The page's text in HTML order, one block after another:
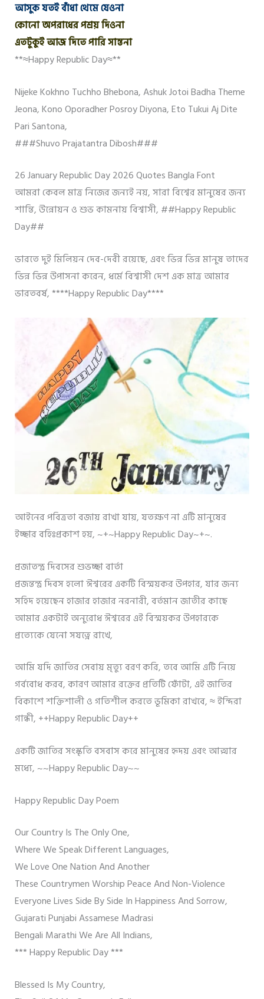
আসুক যতই বাঁধা থেমে যেওনা
কোনো অপরাধের পশ্রয় দিওনা
এতটুকুই আজ দিতে পারি সান্তনা
**≈Happy Republic Day≈**
Nijeke Kokhno Tuchho Bhebona, Ashuk Jotoi Badha Theme
Jeona, Kono Oporadher Posroy Diyona, Eto Tukui Aj Dite
Pari Santona,
###Shuvo Prajatantra Dibosh###
26 January Republic Day 2026 Quotes Bangla Font
আমরা কেবল মাত্র নিজের জন্যই নয়, সারা বিশ্বের মানুষের জন্য
শান্তি, উন্নোয়ন ও শুভ কামনায় বিশ্বাসী, ##Happy Republic
Day##
ভারতে দুই মিলিয়ন দেব-দেবী রয়েছে, এবং ভিন্ন ভিন্ন মানুষ তাদের
ভিন্ন ভিন্ন উপাসনা করেন, ধর্মে বিশ্বাসী দেশ এক মাত্র আমার
ভারতবর্ষ, ****Happy Republic Day****
আইনের পবিত্রতা বজায় রাখা যায়, যতক্ষণ না এটি মানুষের
ইচ্ছার বহিঃপ্রকাশ হয়, ~+~Happy Republic Day~+~.
প্রজাতন্ত্র দিবসের শুভচ্ছা বার্তা
প্রজন্তন্ত্র দিবস হলো ঈশ্বরের একটি বিস্ময়কর উপহার, যার জন্য
সহিদ হয়েছেন হাজার হাজার নরনারী, বর্তমান জাতীর কাছে
আমার একটাই অনুরোধ ঈশ্বরের এই বিস্ময়কর উপহারকে
প্রত্যেকে যেনো সযত্নে রাখে,
আমি যদি জাতির সেবায় মৃত্যু বরণ করি, তবে আমি এটি নিয়ে
গর্ববোধ করব, কারণ আমার রক্তের প্রতিটি ফোঁটা, এই জাতির
বিকাশে শক্তিশালী ও গতিশীল করতে ভূমিকা রাখবে, ≈ ইন্দিরা
গান্ধী, ++Happy Republic Day++
একটি জাতির সংস্কৃতি বসবাস করে মানুষের হৃদয় এবং আত্মার
মধ্যে, ~~Happy Republic Day~~
Happy Republic Day Poem
Our Country Is The Only One,
Where We Speak Different Languages,
We Love One Nation And Another
These Countrymen Worship Peace And Non-Violence
Everyone Lives Side By Side In Happiness And Sorrow,
Gujarati Punjabi Assamese Madrasi
Bengali Marathi We Are All Indians,
*** Happy Republic Day ***
Blessed Is My Country,